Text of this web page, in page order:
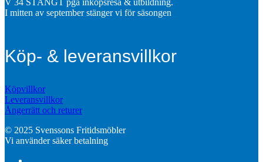
V 34 STÄNGT pga inköpsresa & utbildning.
I mitten av september stänger vi för säsongen
Köp- & leveransvillkor
Köpvillkor
Leveransvillkor
Ångerrätt och returer
© 2025 Svenssons Fritidsmöbler
Vi använder säker betalning